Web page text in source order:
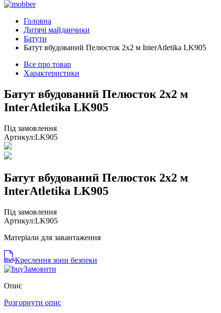
Головна
Дитячі майданчики
Батути
Батут вбудований Пелюсток 2х2 м InterAtletika LK905
Все про товар
Характеристики
Батут вбудований Пелюсток 2х2 м
InterAtletika LK905
Під замовлення
Артикул:LK905
Батут вбудований Пелюсток 2х2 м
InterAtletika LK905
Під замовлення
Артикул:LK905
Матеріали для завантаження
Креслення зони безпеки
Замовити
Опис
Розгорнути опис